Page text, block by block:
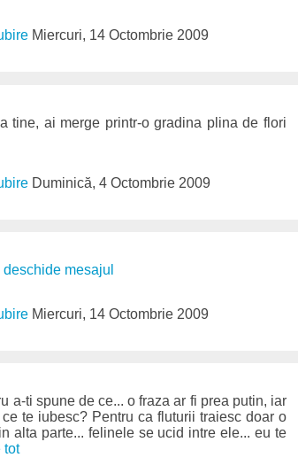
Miercuri, 14 Octombrie 2009
tine, ai merge printr-o gradina plina de flori
Duminică, 4 Octombrie 2009
deschide mesajul
Miercuri, 14 Octombrie 2009
a-ti spune de ce... o fraza ar fi prea putin, iar
te iubesc? Pentru ca fluturii traiesc doar o
alta parte... felinele se ucid intre ele... eu te
tot